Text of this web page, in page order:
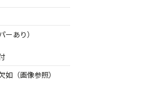
あり）
（画像参照）